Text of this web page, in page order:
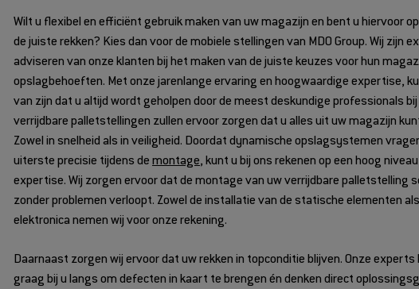
Wilt u flexibel en efficiënt gebruik maken van uw magazijn en bent u hiervoor
de juiste rekken? Kies dan voor de mobiele stellingen van MDO Group. Wij zijn
adviseren van onze klanten bij het maken van de juiste keuzes voor hun
opslagbehoeften. Met onze jarenlange ervaring en hoogwaardige expertise,
van zijn dat u altijd wordt geholpen door de meest deskundige professionals bij
verrijdbare palletstellingen zullen ervoor zorgen dat u alles uit uw magazijn
Zowel in snelheid als in veiligheid. Doordat dynamische opslagsystemen
uiterste precisie tijdens de montage, kunt u bij ons rekenen op een hoog
expertise. Wij zorgen ervoor dat de montage van uw verrijdbare palletstelling
zonder problemen verloopt. Zowel de installatie van de statische elementen
elektronica nemen wij voor onze rekening.
Daarnaast zorgen wij ervoor dat uw rekken in topconditie blijven. Onze experts
graag bij u langs om defecten in kaart te brengen én denken direct